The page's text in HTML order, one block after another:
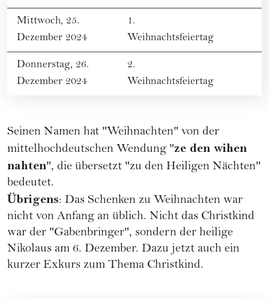
Mittwoch, 25.
Dezember 2024
1.
Weihnachtsfeiertag
Donnerstag, 26.
Dezember 2024
2.
Weihnachtsfeiertag
Seinen Namen hat "Weihnachten" von der
mittelhochdeutschen Wendung "ze den wihen
nahten", die übersetzt "zu den Heiligen Nächten"
bedeutet.
Übrigens: Das Schenken zu Weihnachten war
nicht von Anfang an üblich. Nicht das Christkind
war der "Gabenbringer", sondern der heilige
Nikolaus am 6. Dezember. Dazu jetzt auch ein
kurzer Exkurs zum Thema Christkind.